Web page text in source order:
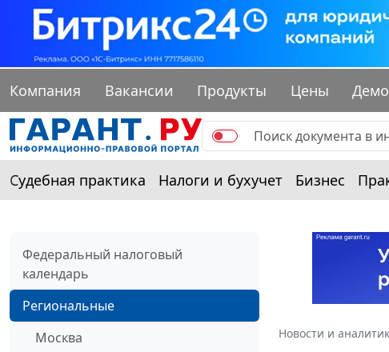
Компания Вакансии Продукты Цены Демо
Судебная практика Налоги и бухучет Бизнес
Федеральный налоговый
календарь
Региональные
Москва
Новости и